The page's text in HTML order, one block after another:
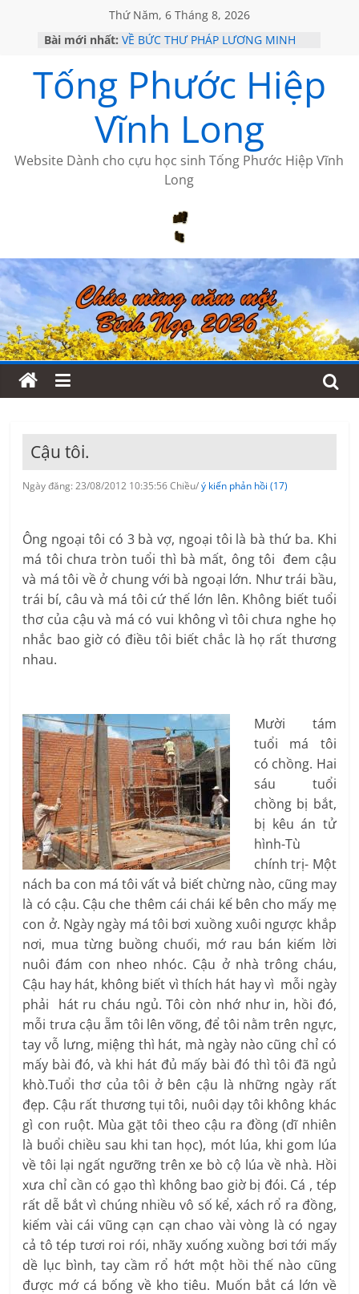
Thứ Năm, 6 Tháng 8, 2026
Bài mới nhất: VỀ BỨC THƯ PHÁP LƯƠNG MINH
HỌC SỬ HỒI XƯA
MỘT ĐỜI ĐI QUA NHỮNG TRANG
SÁCH
BẤT CHỢT CỦA CHÂU LỆ DUNG
CÀ PHÊ NGẮM NÚI
Tống Phước Hiệp
Vĩnh Long
Website Dành cho cựu học sinh Tống Phước Hiệp Vĩnh
Long
Cậu tôi.
Ngày đăng: 23/08/2012 10:35:56 Chiều/ý kiến phản hồi (17)
Ông ngoại tôi có 3 bà vợ, ngoại tôi là bà thứ ba. Khi
má tôi chưa tròn tuổi thì bà mất, ông tôi đem cậu
và má tôi về ở chung với bà ngoại lớn. Như trái bầu,
trái bí, câu và má tôi cứ thế lớn lên. Không biết tuổi
thơ của cậu và má có vui không vì tôi chưa nghe họ
nhắc bao giờ có điều tôi biết chắc là họ rất thương
nhau.
Mười tám
tuổi má tôi
có chồng. Hai
sáu tuổi
chồng bị bắt,
bị kêu án tử
hình-Tù
chính trị- Một
nách ba con má tôi vất vả biết chừng nào, cũng may
là có cậu. Cậu che thêm cái chái kế bên cho mấy mẹ
con ở. Ngày ngày má tôi bơi xuồng xuôi ngược khắp
nơi, mua từng buồng chuối, mớ rau bán kiếm lời
nuôi đám con nheo nhóc. Cậu ở nhà trông cháu,
Cậu hay hát, không biết vì thích hát hay vì mỗi ngày
phải hát ru cháu ngủ. Tôi còn nhớ như in, hồi đó,
mỗi trưa cậu ẵm tôi lên võng, để tôi nằm trên ngực,
tay vỗ lưng, miệng thì hát, mà ngày nào cũng chỉ có
mấy bài đó, và khi hát đủ mấy bài đó thì tôi đã ngủ
khò.Tuổi thơ của tôi ở bên cậu là những ngày rất
đẹp. Cậu rất thương tụi tôi, nuôi dạy tôi không khác
gì con ruột. Mùa gặt tôi theo cậu ra đồng (dĩ nhiên
là buổi chiều sau khi tan học), mót lúa, khi gom lúa
về tôi lại ngất ngưỡng trên xe bò cộ lúa về nhà. Hồi
xưa chỉ cần có gạo thì không bao giờ bị đói. Cá , tép
rất dễ bắt vì chúng nhiều vô số kể, xách rổ ra đồng,
kiếm vài cái vũng cạn cạn chao vài vòng là có ngay
cả tô tép tươi roi rói, nhãy xuống xuồng bơi tới mấy
dề lục bình, tay cầm rổ hớt một hồi thế nào cũng
được mớ cá bống về kho tiêu. Muốn bắt cá lớn về